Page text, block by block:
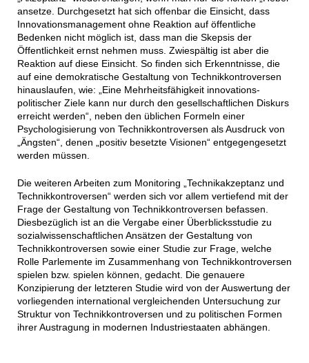
ansetze. Durchgesetzt hat sich offenbar die Einsicht, dass
Innovationsmanagement ohne Reaktion auf öffentliche
Bedenken nicht möglich ist, dass man die Skepsis der
Öffentlichkeit ernst nehmen muss. Zwiespältig ist aber die
Reaktion auf diese Einsicht. So finden sich Erkenntnisse, die
auf eine demokratische Gestaltung von Technikkontroversen
hinauslaufen, wie: „Eine Mehrheitsfähigkeit innovations-
politischer Ziele kann nur durch den gesellschaftlichen Diskurs
erreicht werden“, neben den üblichen Formeln einer
Psychologisierung von Technikkontroversen als Ausdruck von
„Ängsten“, denen „positiv besetzte Visionen“ entgegengesetzt
werden müssen.
Die weiteren Arbeiten zum Monitoring „Technikakzeptanz und
Technikkontroversen“ werden sich vor allem vertiefend mit der
Frage der Gestaltung von Technikkontroversen befassen.
Diesbezüglich ist an die Vergabe einer Überblicksstudie zu
sozialwissenschaftlichen Ansätzen der Gestaltung von
Technikkontroversen sowie einer Studie zur Frage, welche
Rolle Parlemente im Zusammenhang von Technikkontroversen
spielen bzw. spielen können, gedacht. Die genauere
Konzipierung der letzteren Studie wird von der Auswertung der
vorliegenden international vergleichenden Untersuchung zur
Struktur von Technikkontroversen und zu politischen Formen
ihrer Austragung in modernen Industriestaaten abhängen.